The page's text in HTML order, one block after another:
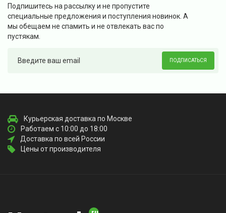
Подпишитесь на рассылку и не пропустите
специальные предложения и поступления новинок. А
мы обещаем не спамить и не отвлекать вас по
пустякам.
ПОДПИСАТЬСЯ
Курьерская доставка по Москве
Работаем с 10:00 до 18:00
Доставка по всей России
Цены от производителя